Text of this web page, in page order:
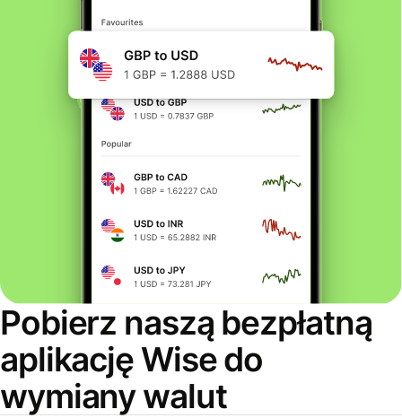
Pobierz naszą bezpłatną
aplikację Wise do
wymiany walut